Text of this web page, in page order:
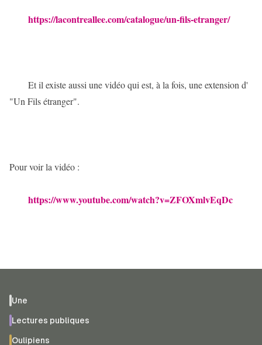
https://lacontreallee.com/catalogue/un-fils-etranger/
Et il existe aussi une vidéo qui est, à la fois, une extension d'
"Un Fils étranger".
Pour voir la vidéo :
https://www.youtube.com/watch?v=ZFOXmlvEqDc
Une
Lectures publiques
Oulipiens